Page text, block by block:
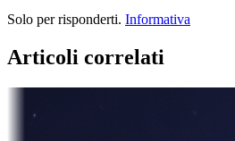
Solo per risponderti. Informativa
Articoli correlati